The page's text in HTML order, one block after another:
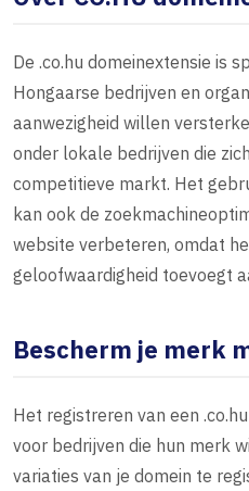
De .co.hu domeinextensie is
Hongaarse bedrijven en
aanwezigheid willen
onder lokale bedrijven die
competitieve markt. Het
kan ook de
website verbeteren, omdat
geloofwaardigheid toevoegt
Bescherm je merk
Het registreren van een
voor bedrijven die hun merk
variaties van je domein te